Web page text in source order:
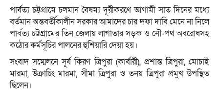
পার্বত্য চট্টগ্রামে চলমান বৈষম্য দূরীকরণে আগামী সাত দিনের মধ্যে
বর্তমান অন্তবর্তীকালীন সরকার আমাদের চার দফা দাবি মেনে না নিলে
পার্বত্য চট্টগ্রামের তিন জেলায় লাগাতার সড়ক ও নৌ-পথ অবরোধসহ
কঠোর কর্মসূচির পালনের হুশিয়ারি দেয়া হয়।
সংবাদ সম্মেলনে সূর্য কিরণ ত্রিপুরা (কার্বারী), প্রশান্ত ত্রিপুরা, মোচাই
মারমা, উক্রাচিং মারমা, সীমা ত্রিপুুরা ও তনয় ত্রিপুরা প্রমুখ উপস্থিত
ছিলেন।